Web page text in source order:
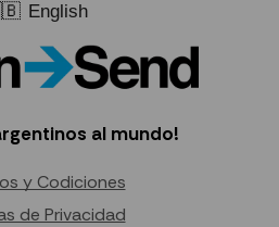
English
al mundo!
y Codiciones
de Privacidad